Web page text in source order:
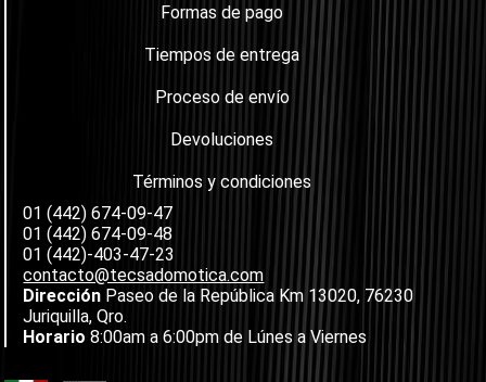
Formas de pago
Tiempos de entrega
Proceso de envío
Devoluciones
Términos y condiciones
01 (442) 674-09-47
01 (442) 674-09-48
01 (442)-403-47-23
contacto@tecsadomotica.com
Dirección Paseo de la República Km 13020, 76230
Juriquilla, Qro.
Horario 8:00am a 6:00pm de Lúnes a Viernes